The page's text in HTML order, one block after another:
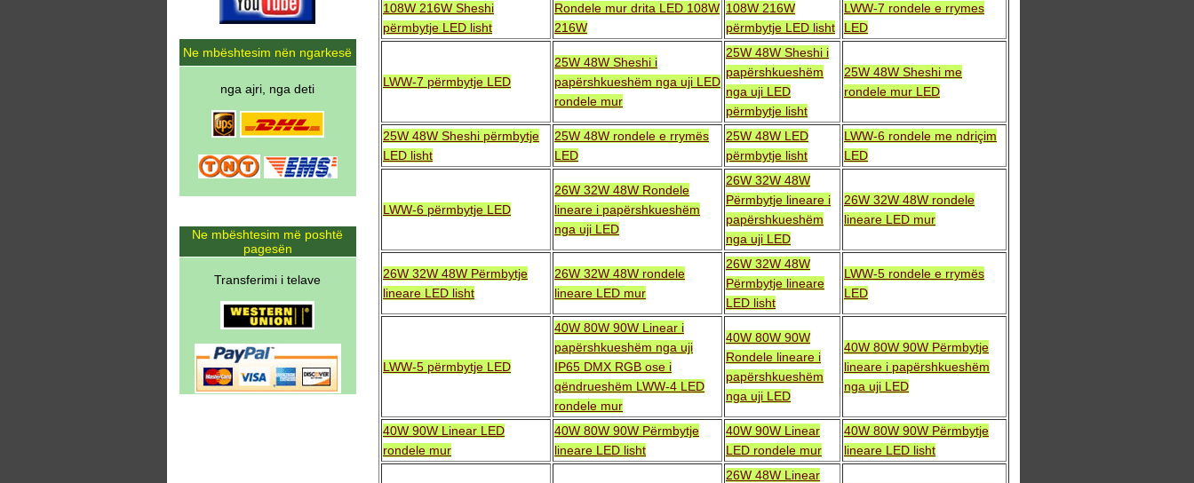
108W 216W Sheshi
përmbytje LED lisht
Rondele mur drita LED 108W
216W
108W 216W
përmbytje LED lisht
LWW-7 rondele e rrymes
LED
LWW-7 përmbytje LED
25W 48W Sheshi i
papërshkueshëm nga uji LED
rondele mur
25W 48W Sheshi i
papërshkueshëm
nga uji LED
përmbytje lisht
25W 48W Sheshi me
rondele mur LED
25W 48W Sheshi përmbytje
LED lisht
25W 48W rondele e rrymës
LED
25W 48W LED
përmbytje lisht
LWW-6 rondele me ndriçim
LED
LWW-6 përmbytje LED
26W 32W 48W Rondele
lineare i papërshkueshëm
nga uji LED
26W 32W 48W
Përmbytje lineare i
papërshkueshëm
nga uji LED
26W 32W 48W rondele
lineare LED mur
26W 32W 48W Përmbytje
lineare LED lisht
26W 32W 48W rondele
lineare LED mur
26W 32W 48W
Përmbytje lineare
LED lisht
LWW-5 rondele e rrymës
LED
LWW-5 përmbytje LED
40W 80W 90W Linear i
papërshkueshëm nga uji
IP65 DMX RGB ose i
qëndrueshëm LWW-4 LED
rondele mur
40W 80W 90W
Rondele lineare i
papërshkueshëm
nga uji LED
40W 80W 90W Përmbytje
lineare i papërshkueshëm
nga uji LED
40W 90W Linear LED
rondele mur
40W 80W 90W Përmbytje
lineare LED lisht
40W 90W Linear
LED rondele mur
40W 80W 90W Përmbytje
lineare LED lisht
26W 48W Linear
Ne mbështesim nën ngarkesë
nga ajri, nga deti
Ne mbështesim më poshtë
pagesën
Transferimi i telave